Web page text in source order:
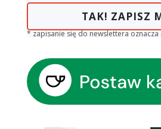
TAK! ZAPISZ
* zapisanie się do newslettera